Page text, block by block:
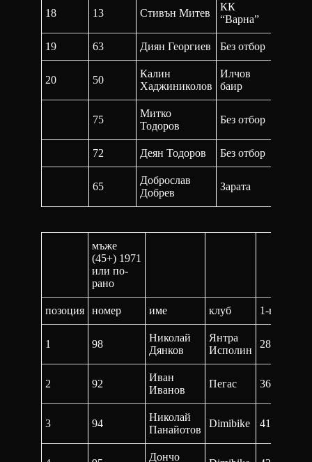
18 13 Стивън Митев
КК
“Варна”
19 63 Диян Георгиев Без отбор
20 50
Калин
Хаджиниколов
Илчов
баир
75
Митко
Тодоров
Без отбор
72 Деян Тодоров Без отбор
65
Доброслав
Добрев
Зарата
мъже
(45+) 1971
или по-
рано
позоция номер име клуб 1-ва
1 98
Николай
Дянков
Янтра
Исполин
28:53,7
2 92
Иван
Иванов
Пегас 36:08,0
3 94
Николай
Панайотов
Dimibike 41:35,0
Дончо